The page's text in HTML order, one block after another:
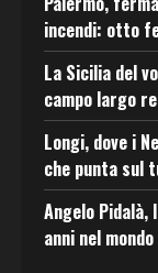
incendi: otto
La Sicilia del
campo largo
Longi, dove i
che punta sul
Angelo Pidalà,
anni nel